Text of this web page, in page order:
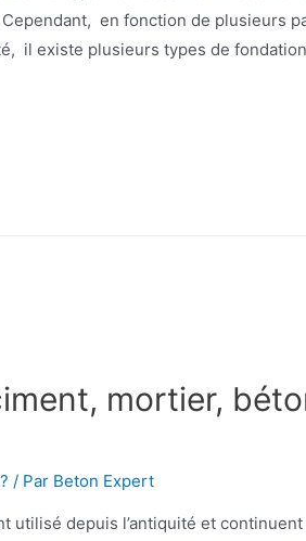
en fonction de plusieurs
il existe plusieurs types de
mortier,
/ Par Beton Expert
utilisé depuis l’antiquité et